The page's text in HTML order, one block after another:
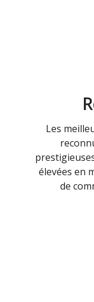
Les
élevées en
de